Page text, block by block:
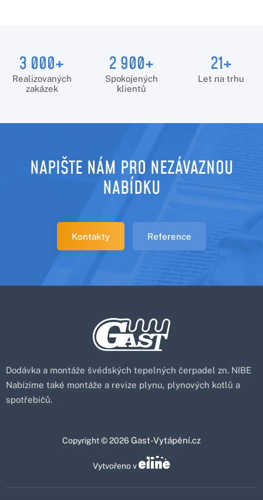
3 000+
Realizovaných
zakázek
2 900+
Spokojených
klientů
21+
Let na trhu
NAPIŠTE NÁM PRO NEZÁVAZNOU
NABÍDKU
Kontakty Reference
Dodávka a montáže švédských tepelných čerpadel zn. NIBE
Nabízíme také montáže a revize plynu, plynových kotlů a
spotřebičů.
Copyright © 2026 Gast-Vytápění.cz
Vytvořeno v